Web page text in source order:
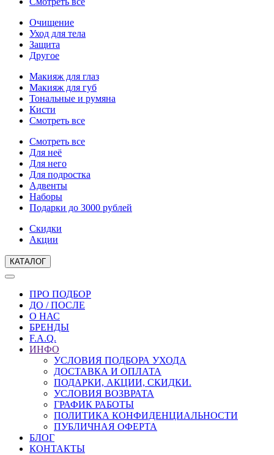
Очищение
Уход для тела
Защита
Другое
Макияж для глаз
Макияж для губ
Тональные и румяна
Кисти
Смотреть все
Смотреть все
Для неё
Для него
Для подростка
Адвенты
Наборы
Подарки до 3000 рублей
Скидки
Акции
КАТАЛОГ
ПРО ПОДБОР
ДО / ПОСЛЕ
О НАС
БРЕНДЫ
F.A.Q.
ИНФО
УСЛОВИЯ ПОДБОРА УХОДА
ДОСТАВКА И ОПЛАТА
ПОДАРКИ, АКЦИИ, СКИДКИ.
УСЛОВИЯ ВОЗВРАТА
ГРАФИК РАБОТЫ
ПОЛИТИКА КОНФИДЕНЦИАЛЬНОСТИ
ПУБЛИЧНАЯ ОФЕРТА
БЛОГ
КОНТАКТЫ